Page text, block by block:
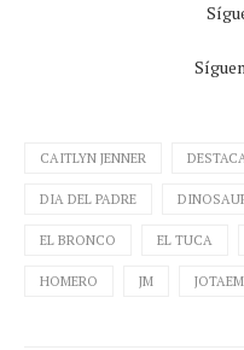
CAITLYN JENNER
DIA DEL PADRE
EL BRONCO EL TUCA
HOMERO JM